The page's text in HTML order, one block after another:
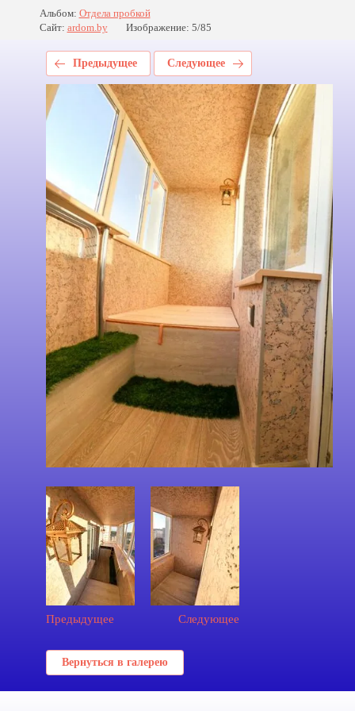
Альбом: Отдела пробкой
Сайт: ardom.by Изображение: 5/85
Предыдущее Следующее
Предыдущее Следующее
Вернуться в галерею